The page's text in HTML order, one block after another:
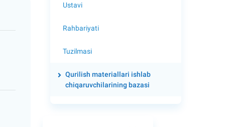
Ustavi
Rahbariyati
Tuzilmasi
Qurilish materiallari ishlab
chiqaruvchilarining bazasi